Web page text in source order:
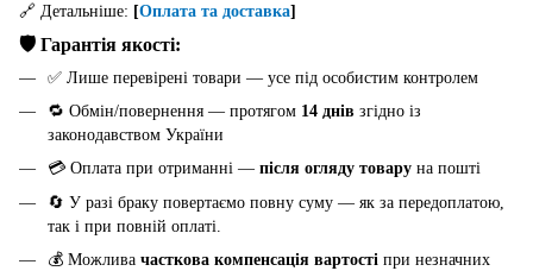
🔗 Детальніше: [Оплата та доставка]
🛡️ Гарантія якості:
✅ Лише перевірені товари — усе під особистим контролем
🔁 Обмін/повернення — протягом 14 днів згідно із
законодавством України
💳 Оплата при отриманні — після огляду товару на пошті
🔄 У разі браку повертаємо повну суму — як за передоплатою,
так і при повній оплаті.
💰 Можлива часткова компенсація вартості при незначних